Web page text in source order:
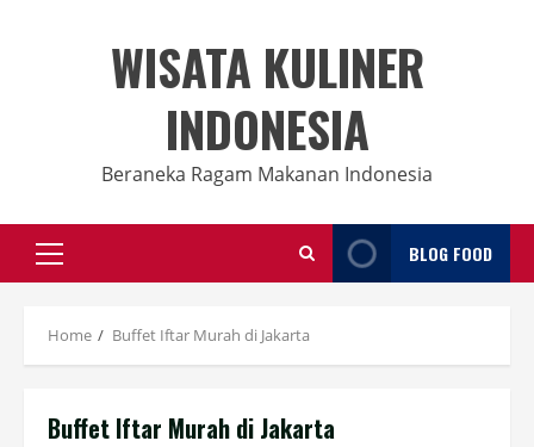
WISATA KULINER
INDONESIA
Beraneka Ragam Makanan Indonesia
Primary
Menu
BLOG FOOD
Home Buffet Iftar Murah di Jakarta
Buffet Iftar Murah di Jakarta